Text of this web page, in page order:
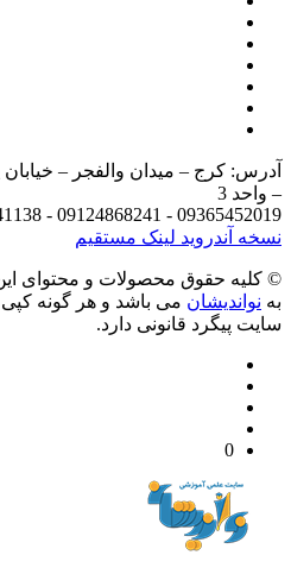
3
09365452019 - 09124868241 -
آندرویدلینک مستقیم
حقوق محصولات و محتوای اين
می باشد و هر گونه کپی
پیگرد قانونی دارد.